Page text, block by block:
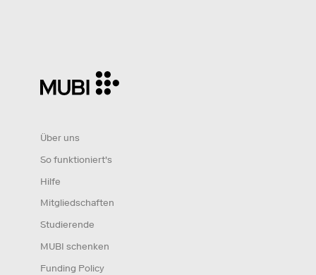
Über uns
So funktioniert's
Hilfe
Mitgliedschaften
Studierende
MUBI schenken
Funding Policy